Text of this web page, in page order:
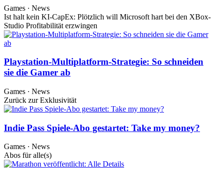
Games · News
Ist halt kein KI-CapEx: Plötzlich will Microsoft hart bei den XBox-
Studio Profitabilität erzwingen
Playstation-Multiplatform-Strategie: So schneiden
sie die Gamer ab
Games · News
Zurück zur Exklusivität
Indie Pass Spiele-Abo gestartet: Take my money?
Games · News
Abos für alle(s)